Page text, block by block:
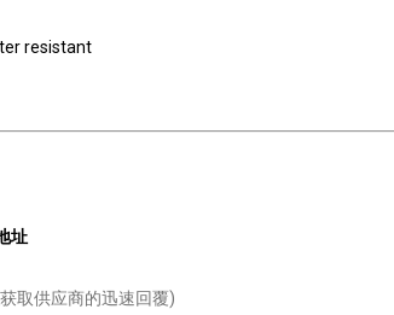
resistant
址
取供应商的迅速回覆)